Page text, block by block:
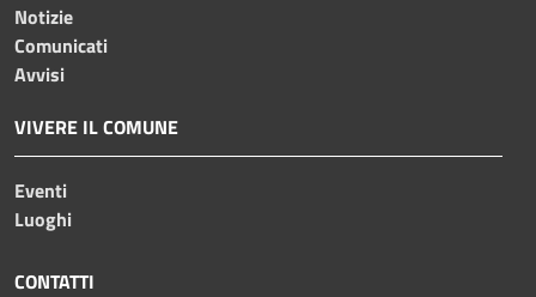
Notizie
Comunicati
Avvisi
VIVERE IL COMUNE
Eventi
Luoghi
CONTATTI